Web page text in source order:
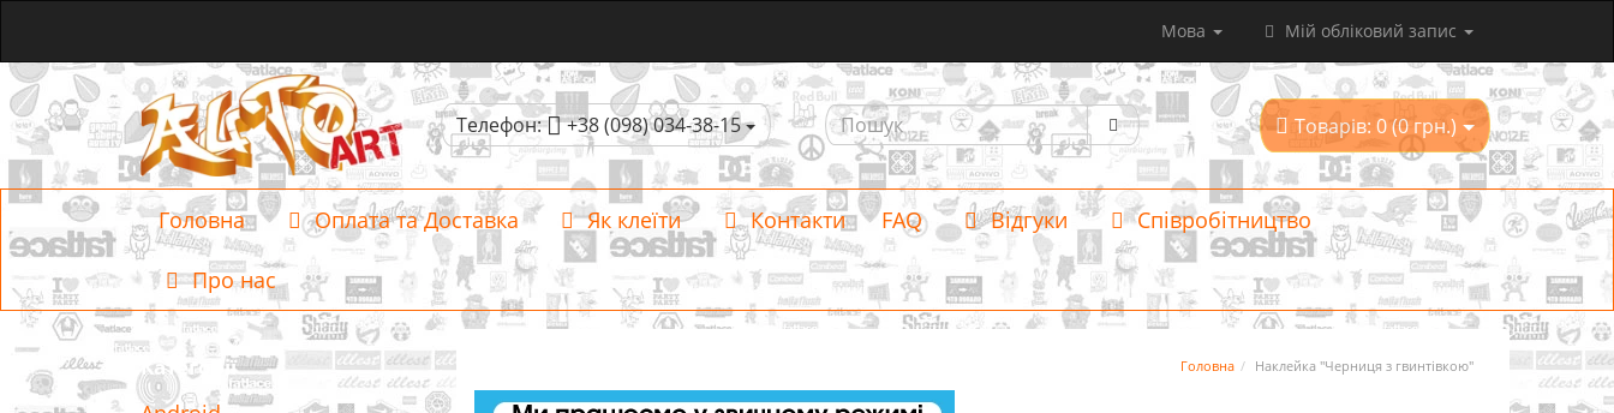
Мова Мій обліковий запис
Телефон: +38 (098) 034-38-15 Товарів: 0 (0 грн.)
Головна Оплата та Доставка Як клеїти Контакти FAQ Відгуки Співробітництво
Про нас
Категорії Головна Наклейка "Черниця з гвинтівкою"